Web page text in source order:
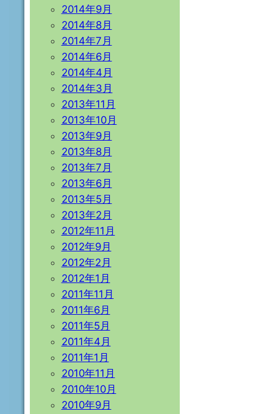
2014年9月
2014年8月
2014年7月
2014年6月
2014年4月
2014年3月
2013年11月
2013年10月
2013年9月
2013年8月
2013年7月
2013年6月
2013年5月
2013年2月
2012年11月
2012年9月
2012年2月
2012年1月
2011年11月
2011年6月
2011年5月
2011年4月
2011年1月
2010年11月
2010年10月
2010年9月